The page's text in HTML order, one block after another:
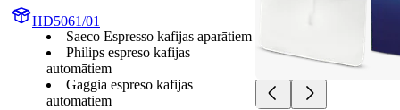
HD5061/01
Saeco Espresso kafijas aparātiem
Philips espreso kafijas
automātiem
Gaggia espreso kafijas
automātiem